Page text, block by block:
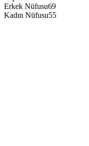
Erkek Nüfusu69
Kadın Nüfusu55